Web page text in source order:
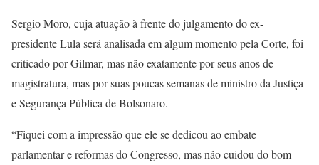
Sergio Moro, cuja atuação à frente do julgamento do ex-
presidente Lula será analisada em algum momento pela Corte, foi
criticado por Gilmar, mas não exatamente por seus anos de
magistratura, mas por suas poucas semanas de ministro da Justiça
e Segurança Pública de Bolsonaro.
“Fiquei com a impressão que ele se dedicou ao embate
parlamentar e reformas do Congresso, mas não cuidou do bom